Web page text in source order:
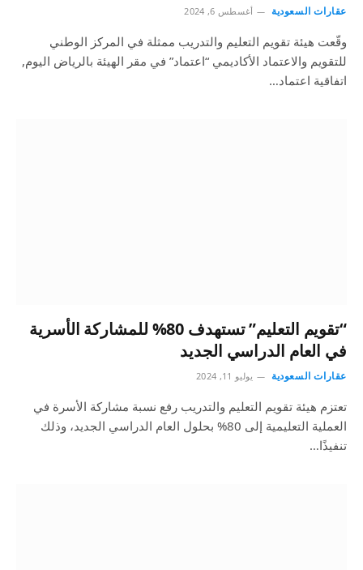
عقارات السعودية أغسطس 6, 2024
وقّعت هيئة تقويم التعليم والتدريب ممثلة في المركز الوطني
للتقويم والاعتماد الأكاديمي “اعتماد” في مقر الهيئة بالرياض اليوم,
اتفاقية اعتماد…
“تقويم التعليم” تستهدف 80% للمشاركة الأسرية
في العام الدراسي الجديد
عقارات السعودية يوليو 11, 2024
تعتزم هيئة تقويم التعليم والتدريب رفع نسبة مشاركة الأسرة في
العملية التعليمية إلى 80% بحلول العام الدراسي الجديد، وذلك
تنفيذًا…